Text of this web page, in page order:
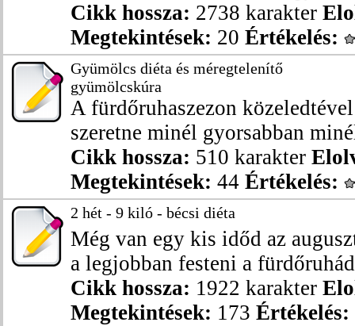
Cikk hossza: 2738 karakter
Megtekintések: 20 Értékelés:
Gyümölcs diéta és méregtelenítő
gyümölcskúra
A fürdőruhaszezon
szeretne minél gyorsabban
Cikk hossza: 510 karakter
Megtekintések: 44 Értékelés:
2 hét - 9 kiló - bécsi diéta
Még van egy kis időd az
a legjobban festeni a
Cikk hossza: 1922 karakter
Megtekintések: 173 Értékelés: